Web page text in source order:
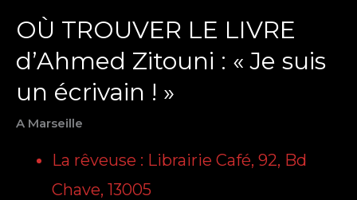
OÙ TROUVER LE LIVRE
d’Ahmed Zitouni : « Je suis
un écrivain ! »
A Marseille
La rêveuse : Librairie Café, 92, Bd
Chave, 13005